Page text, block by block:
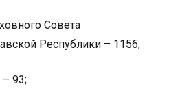
Совета
Республики – 1156;
93;